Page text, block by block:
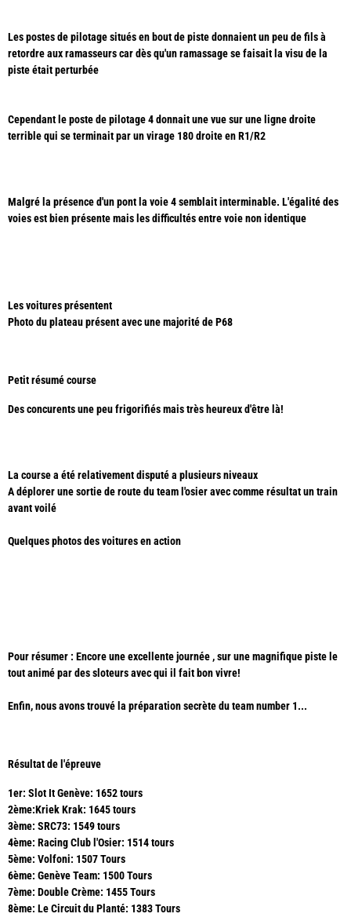
Les postes de pilotage situés en bout de piste donnaient un peu de fils à
retordre aux ramasseurs car dès qu'un ramassage se faisait la visu de la
piste était perturbée
Cependant le poste de pilotage 4 donnait une vue sur une ligne droite
terrible qui se terminait par un virage 180 droite en R1/R2
Malgré la présence d'un pont la voie 4 semblait interminable. L'égalité des
voies est bien présente mais les difficultés entre voie non identique
Les voitures présentent
Photo du plateau présent avec une majorité de P68
Petit résumé course
Des concurents une peu frigorifiés mais très heureux d'être là!
La course a été relativement disputé a plusieurs niveaux
A déplorer une sortie de route du team l'osier avec comme résultat un train
avant voilé
Quelques photos des voitures en action
Pour résumer : Encore une excellente journée , sur une magnifique piste le
tout animé par des sloteurs avec qui il fait bon vivre!
Enfin, nous avons trouvé la préparation secrète du team number 1...
Résultat de l'épreuve
1er: Slot It Genève: 1652 tours
2ème:Kriek Krak: 1645 tours
3ème: SRC73: 1549 tours
4ème: Racing Club l'Osier: 1514 tours
5ème: Volfoni: 1507 Tours
6ème: Genève Team: 1500 Tours
7ème: Double Crème: 1455 Tours
8ème: Le Circuit du Planté: 1383 Tours